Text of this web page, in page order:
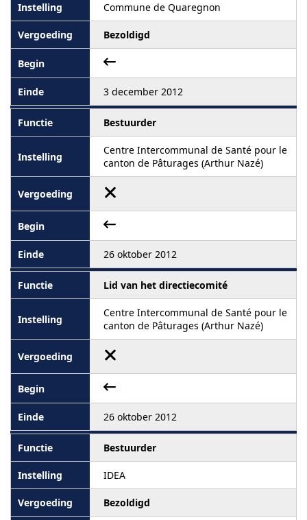
Commune de Quaregnon
Bezoldigd
3 december 2012
Bestuurder
Centre Intercommunal de Santé pour le
canton de Pâturages (Arthur Nazé)
26 oktober 2012
Lid van het directiecomité
Centre Intercommunal de Santé pour le
canton de Pâturages (Arthur Nazé)
26 oktober 2012
Bestuurder
IDEA
Bezoldigd